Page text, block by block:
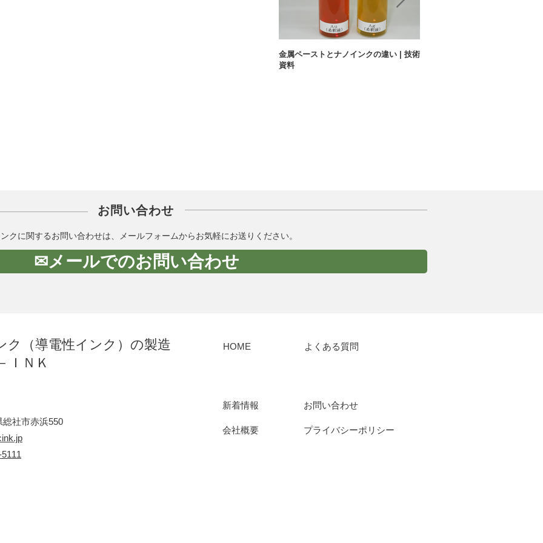
金属ペーストとナノインクの違い | 技術
資料
お問い合わせ
クに関するお問い合わせは、メールフォームからお気軽にお送りください。
✉メールでのお問い合わせ
ク（導電性インク）の製造
ＩＮＫ
社市赤浜550
HOME よくある質問
新着情報 お問い合わせ
会社概要 プライバシーポリシー